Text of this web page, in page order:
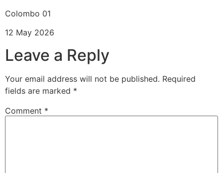
Colombo 01
12 May 2026
Leave a Reply
Your email address will not be published. Required
fields are marked *
Comment *